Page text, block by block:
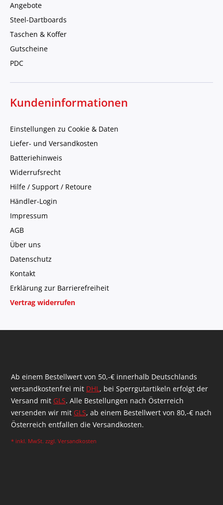
Angebote
Steel-Dartboards
Taschen & Koffer
Gutscheine
PDC
Kundeninformationen
Einstellungen zu Cookie & Daten
Liefer- und Versandkosten
Batteriehinweis
Widerrufsrecht
Hilfe / Support / Retoure
Händler-Login
Impressum
AGB
Über uns
Datenschutz
Kontakt
Erklärung zur Barrierefreiheit
Vertrag widerrufen
Ab einem Bestellwert von 50,-€ innerhalb Deutschlands
versandkostenfrei mit DHL, bei Sperrgutartikeln erfolgt der
Versand mit GLS. Alle Bestellungen nach Österreich
versenden wir mit GLS, ab einem Bestellwert von 80,-€ nach
Österreich entfallen die Versandkosten.
* inkl. MwSt. zzgl. Versandkosten